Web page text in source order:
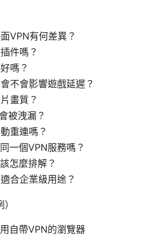
VPN有何差異？
件嗎？
嗎？
不會影響遊戲延遲？
畫質？
被洩漏？
重連嗎？
一個VPN服務嗎？
怎麼排解？
合企業級用途？
自帶VPN的瀏覽器